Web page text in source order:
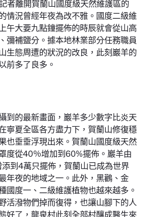
者離開賀蘭山國度級天然維護區的
情況曾經年夜為改不雅。國度二級維
午大要九點鐘擺佈的時辰就會從山高
彌補鹽分。據本地林業部分任務職員
生態周遭的狀況的改良，此刻巖羊的
前多了良多。
到的最新畫面，巖羊多少數字比炎天
寧夏全區各方盡力下，賀蘭山修復穩
也垂垂浮現出來。賀蘭山國度級天然
度從40％增加到60%擺佈。巖羊由
到4萬只擺佈，賀蘭山已成為世界
年夜的地域之一。此外，黑鸛、金
國度一、二級維護植物也越來越多。
活潑物們掉而復得，也讓山腳下的人
好了，龍泉村此刻全部村釀成醫生來